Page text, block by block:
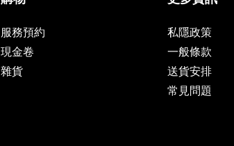
服務預約
現金卷
雜貨
私隱政策
一般條款
送貨安排
常見問題